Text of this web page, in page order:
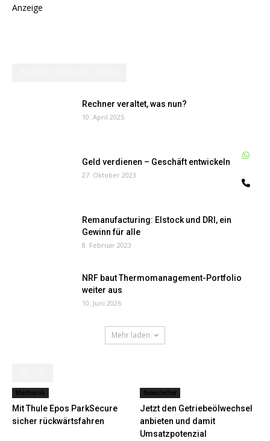
Anzeige
Rechner veraltet, was nun?
10. April 2025
Geld verdienen – Geschäft entwickeln
27. Oktober 2023
Remanufacturing: Elstock und DRI, ein
Gewinn für alle
8. Februar 2023
NRF baut Thermomanagement-Portfolio
weiter aus
10. Juni 2026
Mehr laden
Mechanik
Mit Thule Epos ParkSecure
sicher rückwärtsfahren
Newsletter
Jetzt den Getriebeölwechsel
anbieten und damit
Umsatzpotenzial